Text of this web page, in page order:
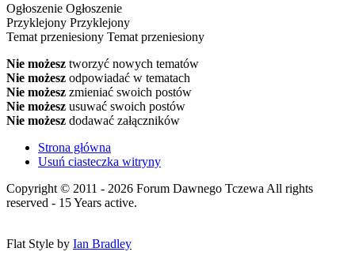
Ogłoszenie Ogłoszenie
Przyklejony Przyklejony
Temat przeniesiony Temat przeniesiony
Nie możesz tworzyć nowych tematów
Nie możesz odpowiadać w tematach
Nie możesz zmieniać swoich postów
Nie możesz usuwać swoich postów
Nie możesz dodawać załączników
Strona główna
Usuń ciasteczka witryny
Copyright © 2011 - 2026 Forum Dawnego Tczewa All rights
reserved - 15 Years active.
Flat Style by Ian Bradley